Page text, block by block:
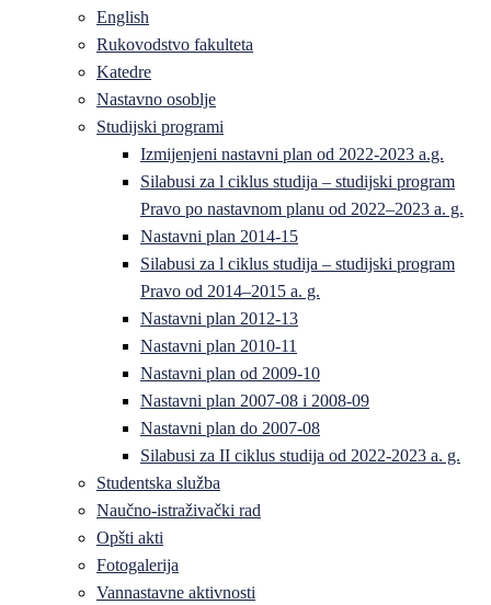
English
Rukovodstvo fakulteta
Katedre
Nastavno osoblje
Studijski programi
Izmijenjeni nastavni plan od 2022-2023 a.g.
Silabusi za l ciklus studija – studijski program
Pravo po nastavnom planu od 2022–2023 a. g.
Nastavni plan 2014-15
Silabusi za l ciklus studija – studijski program
Pravo od 2014–2015 a. g.
Nastavni plan 2012-13
Nastavni plan 2010-11
Nastavni plan od 2009-10
Nastavni plan 2007-08 i 2008-09
Nastavni plan do 2007-08
Silabusi za II ciklus studija od 2022-2023 a. g.
Studentska služba
Naučno-istraživački rad
Opšti akti
Fotogalerija
Vannastavne aktivnosti